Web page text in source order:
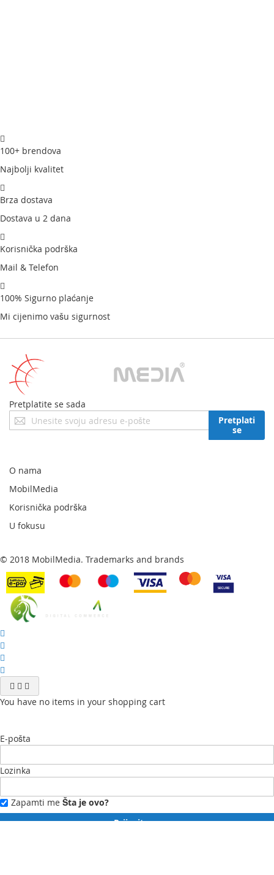
100+ brendova
Najbolji kvalitet
Brza dostava
Dostava u 2 dana
Korisnička podrška
Mail & Telefon
100% Sigurno plaćanje
Mi cijenimo vašu sigurnost
Pretplatite se sada
Prijavite
se
newsletter:
Pretplati
se
O nama
MobilMedia
Korisnička podrška
U fokusu
© 2018 MobilMedia. Trademarks and brands
You have no items in your shopping cart
E-pošta
Lozinka
Zapamti me Šta je ovo?
Prijavite se